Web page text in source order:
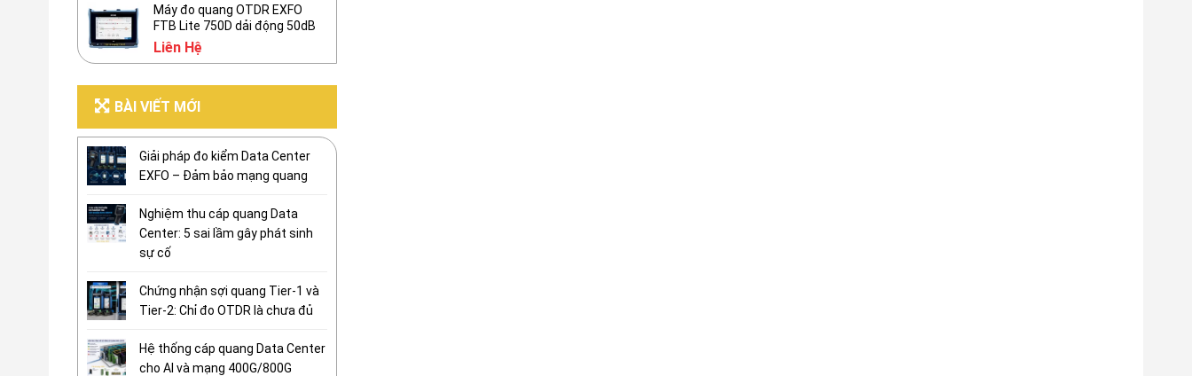
Máy đo quang OTDR EXFO
FTB Lite 750D dải động 50dB
Liên Hệ
BÀI VIẾT MỚI
Giải pháp đo kiểm Data Center
EXFO – Đảm bảo mạng quang
Nghiệm thu cáp quang Data
Center: 5 sai lầm gây phát sinh
sự cố
Chứng nhận sợi quang Tier-1 và
Tier-2: Chỉ đo OTDR là chưa đủ
Hệ thống cáp quang Data Center
cho AI và mạng 400G/800G